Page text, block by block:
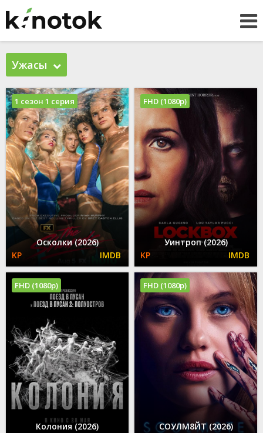
Ужасы
Осколки (2026)
1 сезон 1 серия
Уинтроп (2026)
FHD (1080p)
Колония (2026)
FHD (1080p)
СОУЛМ8ЙТ (2026)
FHD (1080p)